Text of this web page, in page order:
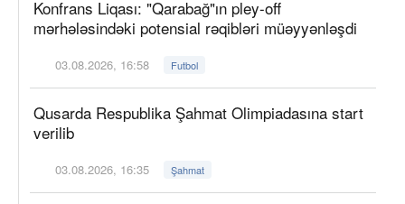
Konfrans Liqası: "Qarabağ"ın pley-off
mərhələsindəki potensial rəqibləri müəyyənləşdi
03.08.2026, 16:58 Futbol
Qusarda Respublika Şahmat Olimpiadasına start
verilib
03.08.2026, 16:35 Şahmat